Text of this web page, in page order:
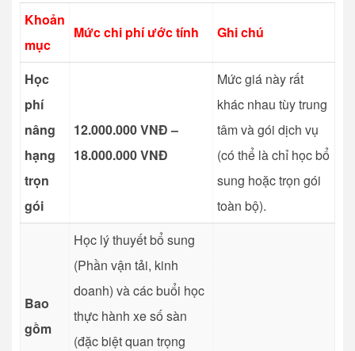
Khoản
mục
Mức chi phí ước tính Ghi chú
Học
phí
nâng
hạng
trọn
gói
12.000.000 VNĐ –
18.000.000 VNĐ
Mức giá này rất
khác nhau tùy trung
tâm và gói dịch vụ
(có thể là chỉ học bổ
sung hoặc trọn gói
toàn bộ).
Bao
gồm
Học lý thuyết bổ sung
(Phần vận tải, kinh
doanh) và các buổi học
thực hành xe số sàn
(đặc biệt quan trọng